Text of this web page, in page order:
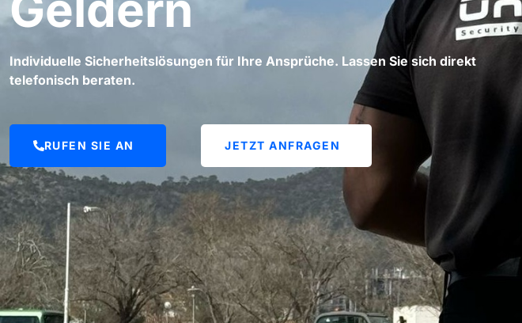
Individuelle Sicherheitslösungen für Ihre Ansprüche. Lassen Sie sich direkt
telefonisch beraten.
RUFEN SIE AN JETZT ANFRAGEN